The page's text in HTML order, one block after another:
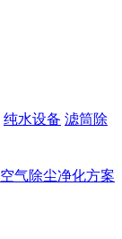
纯水设备 滤筒除
空气除尘净化方案